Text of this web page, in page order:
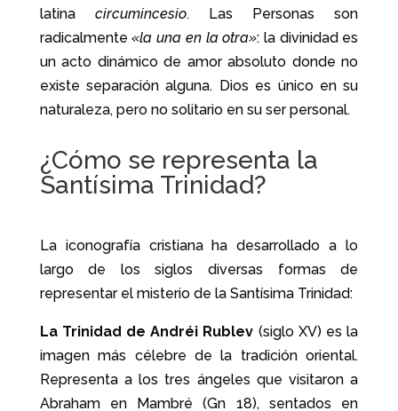
latina circumincesio. Las Personas son
radicalmente«la una en la otra»: la divinidad es
un acto dinámico de amor absoluto donde no
existe separación alguna. Dios es único en su
naturaleza, pero no solitario en su ser personal.
¿Cómo se representa la
Santísima Trinidad?
La iconografía cristiana ha desarrollado a lo
largo de los siglos diversas formas de
representar el misterio de la Santísima Trinidad:
La Trinidad de Andréi Rublev (siglo XV) es la
imagen más célebre de la tradición oriental.
Representa a los tres ángeles que visitaron a
Abraham en Mambré (Gn 18), sentados en